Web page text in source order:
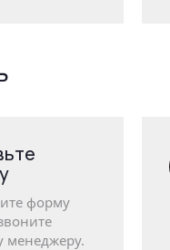
форму
менеджеру.